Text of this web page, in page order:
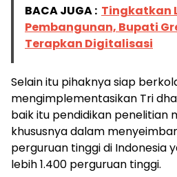
BACA JUGA : Tingkatkan
Pembangunan, Bupati
Terapkan Digitalisasi
Selain itu pihaknya siap
mengimplementasikan Tri
baik itu pendidikan penelitian
khususnya dalam
perguruan tinggi di Indonesia
lebih 1.400 perguruan tinggi.